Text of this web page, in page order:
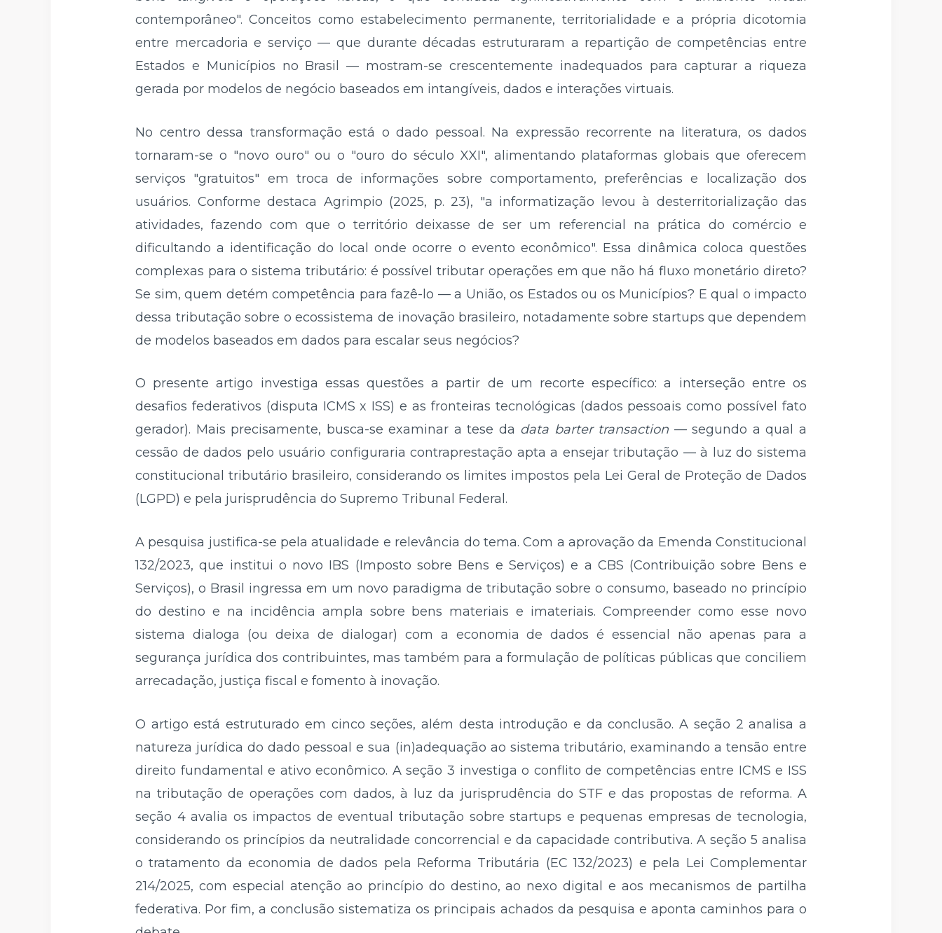
contemporâneo". Conceitos como estabelecimento permanente, territorialidade e a própria dicotomia
entre mercadoria e serviço — que durante décadas estruturaram a repartição de competências entre
Estados e Municípios no Brasil — mostram-se crescentemente inadequados para capturar a riqueza
gerada por modelos de negócio baseados em intangíveis, dados e interações virtuais.
No centro dessa transformação está o dado pessoal. Na expressão recorrente na literatura, os dados
tornaram-se o "novo ouro" ou o "ouro do século XXI", alimentando plataformas globais que oferecem
serviços "gratuitos" em troca de informações sobre comportamento, preferências e localização dos
usuários. Conforme destaca Agrimpio (2025, p. 23), "a informatização levou à desterritorialização das
atividades, fazendo com que o território deixasse de ser um referencial na prática do comércio e
dificultando a identificação do local onde ocorre o evento econômico". Essa dinâmica coloca questões
complexas para o sistema tributário: é possível tributar operações em que não há fluxo monetário direto?
Se sim, quem detém competência para fazê-lo — a União, os Estados ou os Municípios? E qual o impacto
dessa tributação sobre o ecossistema de inovação brasileiro, notadamente sobre startups que dependem
de modelos baseados em dados para escalar seus negócios?
O presente artigo investiga essas questões a partir de um recorte específico: a interseção entre os
desafios federativos (disputa ICMS x ISS) e as fronteiras tecnológicas (dados pessoais como possível fato
gerador). Mais precisamente, busca-se examinar a tese da data barter transaction — segundo a qual a
cessão de dados pelo usuário configuraria contraprestação apta a ensejar tributação — à luz do sistema
constitucional tributário brasileiro, considerando os limites impostos pela Lei Geral de Proteção de Dados
(LGPD) e pela jurisprudência do Supremo Tribunal Federal.
A pesquisa justifica-se pela atualidade e relevância do tema. Com a aprovação da Emenda Constitucional
132/2023, que institui o novo IBS (Imposto sobre Bens e Serviços) e a CBS (Contribuição sobre Bens e
Serviços), o Brasil ingressa em um novo paradigma de tributação sobre o consumo, baseado no princípio
do destino e na incidência ampla sobre bens materiais e imateriais. Compreender como esse novo
sistema dialoga (ou deixa de dialogar) com a economia de dados é essencial não apenas para a
segurança jurídica dos contribuintes, mas também para a formulação de políticas públicas que conciliem
arrecadação, justiça fiscal e fomento à inovação.
O artigo está estruturado em cinco seções, além desta introdução e da conclusão. A seção 2 analisa a
natureza jurídica do dado pessoal e sua (in)adequação ao sistema tributário, examinando a tensão entre
direito fundamental e ativo econômico. A seção 3 investiga o conflito de competências entre ICMS e ISS
na tributação de operações com dados, à luz da jurisprudência do STF e das propostas de reforma. A
seção 4 avalia os impactos de eventual tributação sobre startups e pequenas empresas de tecnologia,
considerando os princípios da neutralidade concorrencial e da capacidade contributiva. A seção 5 analisa
o tratamento da economia de dados pela Reforma Tributária (EC 132/2023) e pela Lei Complementar
214/2025, com especial atenção ao princípio do destino, ao nexo digital e aos mecanismos de partilha
federativa. Por fim, a conclusão sistematiza os principais achados da pesquisa e aponta caminhos para o